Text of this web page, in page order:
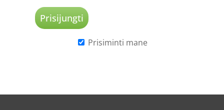
Prisiminti mane